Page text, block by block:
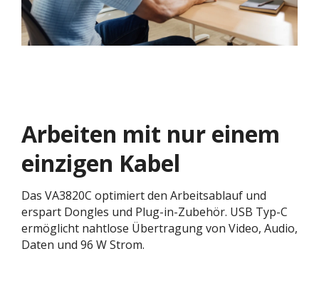
Arbeiten mit nur einem
einzigen Kabel
Das VA3820C optimiert den Arbeitsablauf und
erspart Dongles und Plug-in-Zubehör. USB Typ-C
ermöglicht nahtlose Übertragung von Video, Audio,
Daten und 96 W Strom.